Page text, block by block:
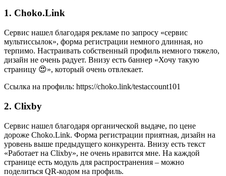
1. Choko.Link
Сервис нашел благодаря рекламе по запросу «сервис
мультиссылок», форма регистрации немного длинная, но
терпимо. Настраивать собственный профиль немного тяжело,
дизайн не очень радует. Внизу есть баннер «Хочу такую
страницу 😍», который очень отвлекает.
Ссылка на профиль: https://choko.link/testaccount101
2. Clixby
Сервис нашел благодаря органической выдаче, по цене
дороже Choko.Link. Форма регистрации приятная, дизайн на
уровень выше предыдущего конкурента. Внизу есть текст
«Работает на Clixby», не очень нравится мне. На каждой
странице есть модуль для распространения – можно
поделиться QR-кодом на профиль.